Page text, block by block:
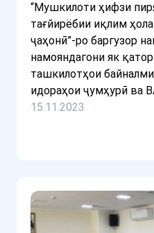
“Мушкилоти ҳифзи
тағйирёбии иқлим
ҷаҳонӣ”-ро баргузор
намояндагони як
ташкилотҳои
идораҳои ҷумҳурӣ ва
15.11.2023